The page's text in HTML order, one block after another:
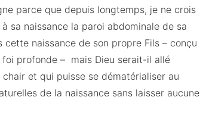
parce que depuis longtemps, je ne crois
sa naissance la paroi abdominale de sa
naissance de son propre Fils – conçu
foi profonde – mais Dieu serait-il allé
et qui puisse se dématérialiser au
de la naissance sans laisser aucune